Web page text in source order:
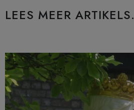
LEES MEER ARTIKELS.